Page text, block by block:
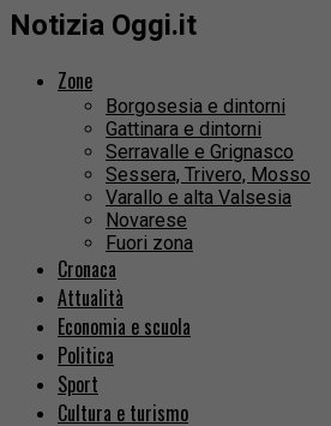
Notizia Oggi.it
Zone
Borgosesia e dintorni
Gattinara e dintorni
Serravalle e Grignasco
Sessera, Trivero, Mosso
Varallo e alta Valsesia
Novarese
Fuori zona
Cronaca
Attualità
Economia e scuola
Politica
Sport
Cultura e turismo